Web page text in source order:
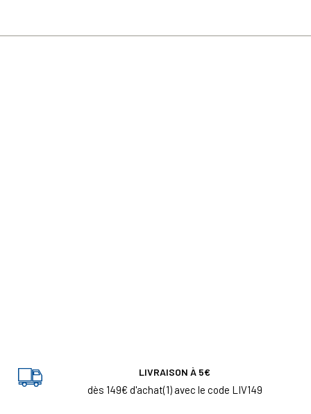
LIVRAISON À 5€
dès 149€ d'achat(1) avec le code LIV149